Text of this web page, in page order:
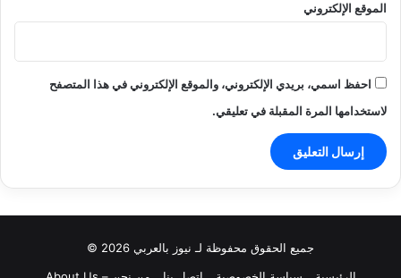
الموقع الإلكتروني
احفظ اسمي، بريدي الإلكتروني، والموقع الإلكتروني في هذا المتصفح
لاستخدامها المرة المقبلة في تعليقي.
جميع الحقوق محفوظة لـ نيوز بالعربي 2026 ©